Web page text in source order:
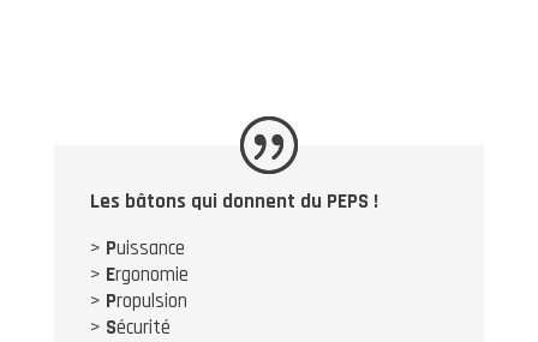
Les bâtons qui donnent du PEPS !
> Puissance
> Ergonomie
> Propulsion
> Sécurité